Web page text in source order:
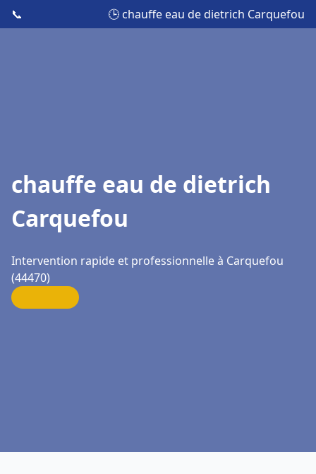
📞 🕒 chauffe eau de dietrich Carquefou
chauffe eau de dietrich
Carquefou
Intervention rapide et professionnelle à Carquefou
(44470)